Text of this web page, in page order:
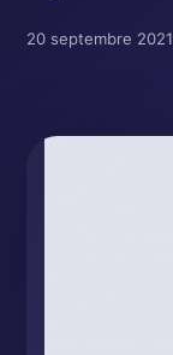
20 septembre 2021